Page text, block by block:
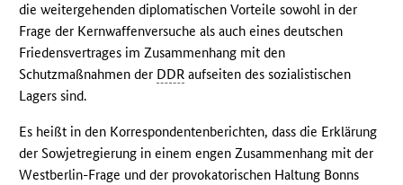
die weitergehenden diplomatischen Vorteile sowohl in der
Frage der Kernwaffenversuche als auch eines deutschen
Friedensvertrages im Zusammenhang mit den
Schutzmaßnahmen der DDR aufseiten des sozialistischen
Lagers sind.
Es heißt in den Korrespondentenberichten, dass die Erklärung
der Sowjetregierung in einem engen Zusammenhang mit der
Westberlin-Frage und der provokatorischen Haltung Bonns